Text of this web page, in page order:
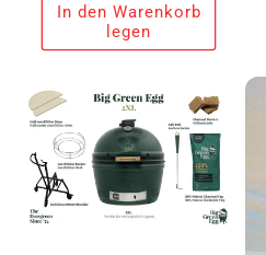
In den Warenkorb
legen